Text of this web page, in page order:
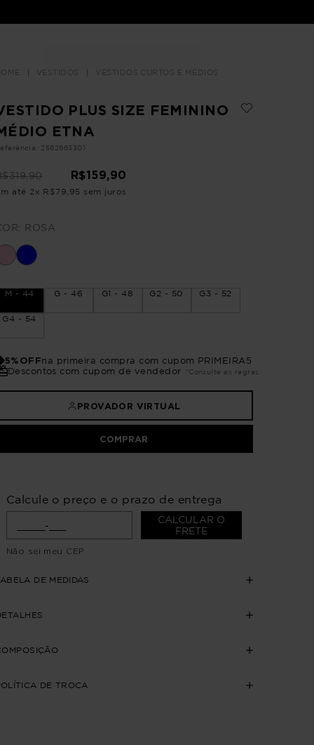
VESTIDOS VESTIDOS CURTOS E MÉDIOS
PLUS SIZE FEMININO
ETNA
: 2562663301
319,90 R$159,90
até 2 x R$79 95 sem juros
ROSA
M - 44 G - 46 G1 - 48 G2 - 50 G3 - 52
G4 - 54
5%OFFna primeira compra com cupom PRIMEIRA5
Descontos com cupom de vendedor
*Consulte as regras
PROVADOR VIRTUAL
COMPRAR
Calcule o preço e o prazo de entrega
CALCULAR O
FRETE
Não sei meu CEP
DE MEDIDAS
DE TROCA